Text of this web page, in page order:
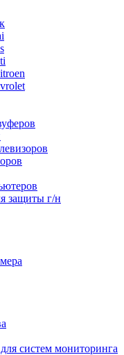
защиты г/н
систем мониторинга